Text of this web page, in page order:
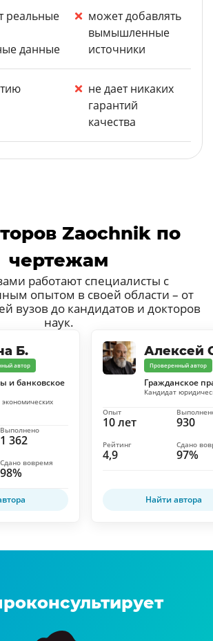
реальные
данные
может добавлять
вымышленные
источники
не дает никаких
гарантий
качества
Zaochnik по
чертежам
работают специалисты с
опытом в своей области – от
вузов до кандидатов и докторов
наук.
Б.
автор
и банковское
1 362
Выполнено
98%
Сдано вовремя
Алексей
Проверенный автор
Гражданское
Кандидат
10 лет
Опыт
930
4,9
Рейтинг
97%
Сдано
Найти автора